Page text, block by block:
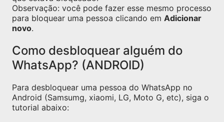
Observação: você pode fazer esse mesmo processo
para bloquear uma pessoa clicando em Adicionar
novo.
Como desbloquear alguém do
WhatsApp? (ANDROID)
Para desbloquear uma pessoa do WhatsApp no
Android (Samsumg, xiaomi, LG, Moto G, etc), siga o
tutorial abaixo: